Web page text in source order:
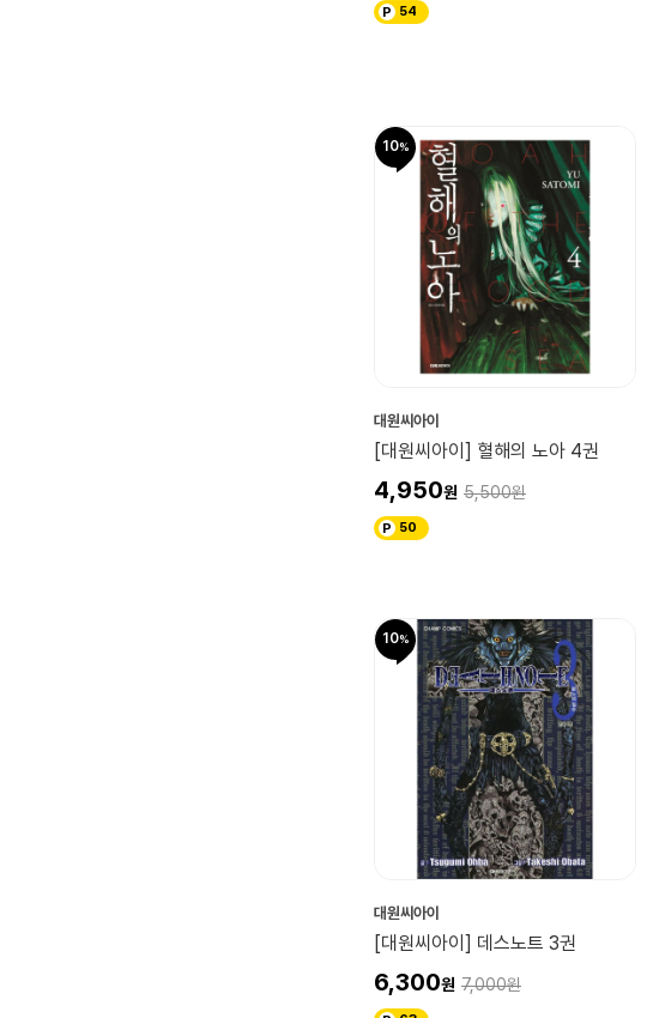
54
10
대원씨아이
[대원씨아이] 혈해의 노아 4권
4,950 5,500
50
10
대원씨아이
[대원씨아이] 데스노트 3권
6,300 7,000